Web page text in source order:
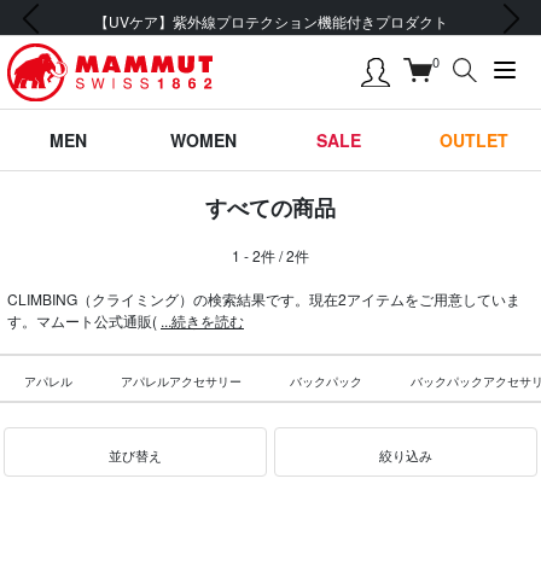
【UVケア】紫外線プロテクション機能付きプロダクト
前の画像 次の画像
0
MEN WOMEN SALE OUTLET
すべての商品
1 - 2件 / 2件
CLIMBING（クライミング）の検索結果です。現在2アイテムをご用意していま
す。マムート公式通販( ...続きを読む
アパレル アパレルアクセサリー バックパック バックパックアクセサ
並び替え 絞り込み